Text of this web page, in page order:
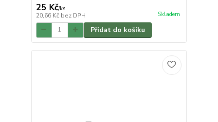
25 Kč/ks
20,66 Kč bez DPH Skladem
Přidat do košíku